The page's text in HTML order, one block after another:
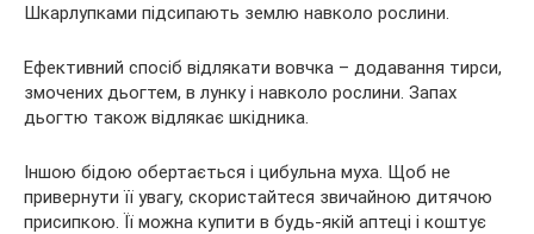
Шкарлупками підсипають землю навколо рослини.
Ефективний спосіб відлякати вовчка – додавання тирси,
змочених дьогтем, в лунку і навколо рослини. Запах
дьогтю також відлякає шкідника.
Іншою бідою обертається і цибульна муха. Щоб не
привернути її увагу, скористайтеся звичайною дитячою
присипкою. Її можна купити в будь-якій аптеці і коштує